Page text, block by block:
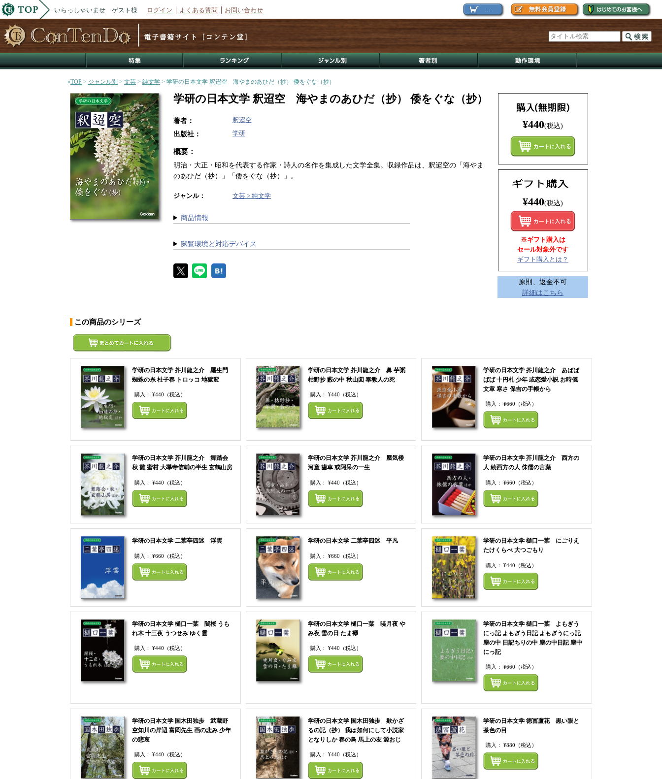
いらっしゃいませ ゲスト様 ログイン よくある質問 お問い合わせ
»TOP > ジャンル別 > 文芸 > 純文学 > 学研の日本文学 釈迢空 海やまのあひだ（抄） 倭をぐな（抄）
学研の日本文学 釈迢空 海やまのあひだ（抄） 倭をぐな（抄）
著者： 釈迢空
出版社： 学研
概要：
明治・大正・昭和を代表する作家・詩人の名作を集成した文学全集。収録作品は、釈迢空の「海やま
のあひだ（抄）」「倭をぐな（抄）」。
ジャンル： 文芸 > 純文学
商品情報
閲覧環境と対応デバイス
¥440(税込)
¥440(税込)
※ギフト購入は
セール対象外です
ギフト購入とは？
原則、返金不可
詳細はこちら
この商品のシリーズ
学研の日本文学 芥川龍之介 羅生門
蜘蛛の糸 杜子春 トロッコ 地獄変
購入： ¥440 （税込）
まとめてカートにいれる
学研の日本文学 芥川龍之介 鼻 芋粥
枯野抄 藪の中 秋山図 奉教人の死
購入： ¥440 （税込）
まとめてカートにいれる
学研の日本文学 芥川龍之介 あばば
ばば 十円札 少年 或恋愛小説 お時儀
文章 寒さ 保吉の手帳から
購入：¥660 （税込）
学研の日本文学 芥川龍之介 舞踏会
秋 雛 蜜柑 大導寺信輔の半生 玄鶴山房
購入： ¥440 （税込）
まとめてカートにいれる
学研の日本文学 芥川龍之介 蜃気楼
河童 歯車 或阿呆の一生
購入： ¥440 （税込）
まとめてカートにいれる
学研の日本文学 芥川龍之介 西方の
人 続西方の人 侏儒の言葉
購入：¥660 （税込）
学研の日本文学 二葉亭四迷 浮雲
購入： ¥660 （税込）
まとめてカートにいれる
学研の日本文学 二葉亭四迷 平凡
購入： ¥660 （税込）
まとめてカートにいれる
学研の日本文学 樋口一葉 にごりえ
たけくらべ 大つごもり
購入：¥440 （税込）
学研の日本文学 樋口一葉 闇桜 うも
れ木 十三夜 うつせみ ゆく雲
購入： ¥440 （税込）
まとめてカートにいれる
学研の日本文学 樋口一葉 暁月夜 や
み夜 雪の日 たま襷
購入： ¥440 （税込）
まとめてカートにいれる
学研の日本文学 樋口一葉 よもぎう
にっ記 よもぎう日記 よもぎうにっ記
塵の中 日記ちりの中 塵の中日記 塵中
にっ記
購入：¥660 （税込）
学研の日本文学 国木田独歩 武蔵野
空知川の岸辺 富岡先生 画の悲み 少年
の悲哀
購入： ¥440 （税込）
まとめてカートにいれる
学研の日本文学 国木田独歩 欺かざ
るの記（抄） 我は如何にして小説家
となりしか 春の鳥 馬上の友 源おじ
購入： ¥440 （税込）
まとめてカートにいれる
学研の日本文学 徳冨蘆花 黒い眼と
茶色の目
購入：¥880 （税込）